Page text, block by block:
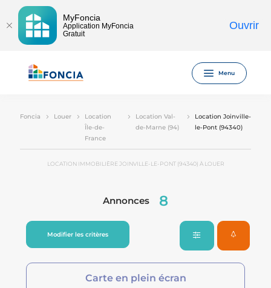
MyFoncia
Application MyFoncia
Gratuit
Ouvrir
Menu
Foncia Louer
Location
Île-de-
France
Location Val-
de-Marne (94)
Location Joinville-
le-Pont (94340)
LOCATION IMMOBILIÈRE JOINVILLE-LE-PONT (94340) À LOUER
Annonces 8
Modifier les critères
Carte en plein écran